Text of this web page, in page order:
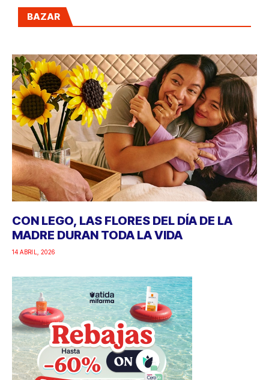
BAZAR
CON LEGO, LAS FLORES DEL DÍA DE LA
MADRE DURAN TODA LA VIDA
14 ABRIL, 2026